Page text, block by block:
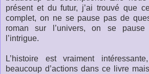
présent et du futur, j’ai trouvé que
complet, on ne se pause pas de
roman sur l’univers, on se
l’intrigue.
L’histoire est vraiment
beaucoup d’actions dans ce livre